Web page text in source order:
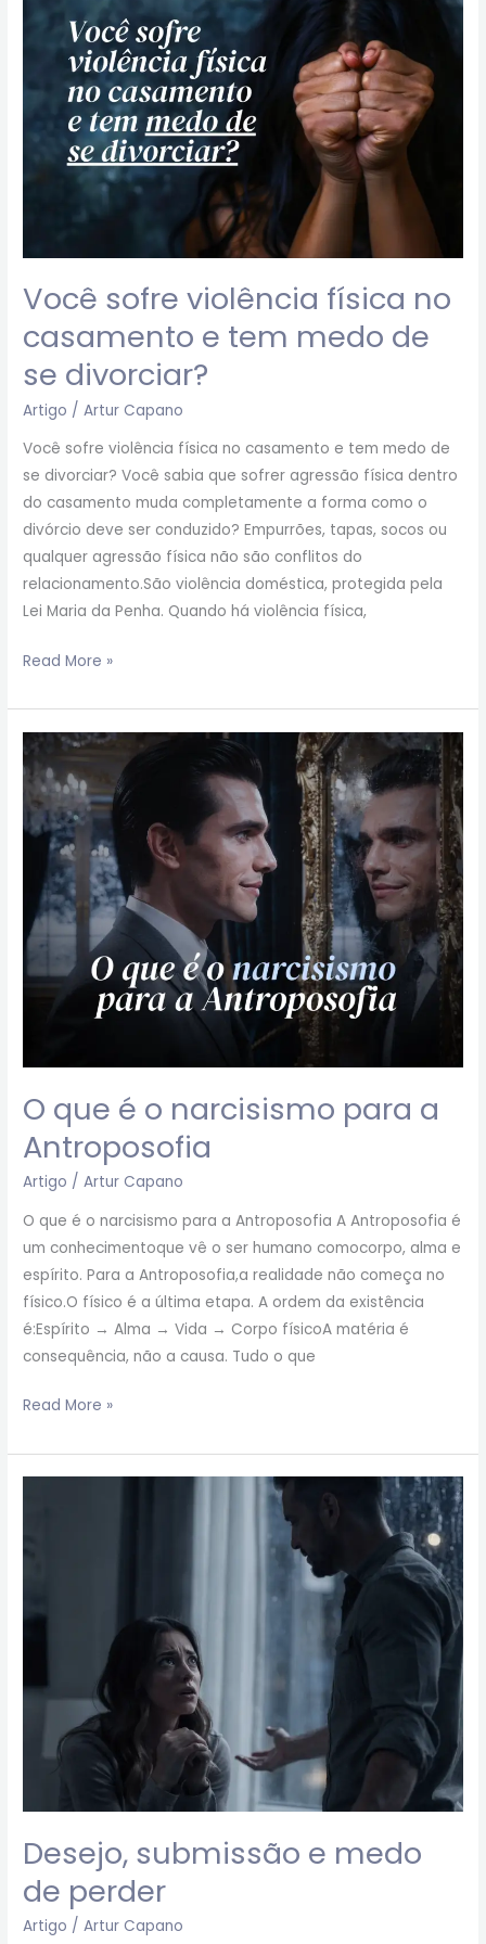
Você sofre violência física no
casamento e tem medo de
se divorciar?
Artigo /Artur Capano
Você sofre violência física no casamento e tem medo de
se divorciar? Você sabia que sofrer agressão física dentro
do casamento muda completamente a forma como o
divórcio deve ser conduzido? Empurrões, tapas, socos ou
qualquer agressão física não são conflitos do
relacionamento.São violência doméstica, protegida pela
Lei Maria da Penha. Quando há violência física,
casamento
Read More »
O que é o narcisismo para a
Antroposofia
Artigo /Artur Capano
O que é o narcisismo para a Antroposofia A Antroposofia é
um conhecimentoque vê o ser humano comocorpo, alma e
espírito. Para a Antroposofia,a realidade não começa no
físico.O físico é a última etapa. A ordem da existência
é:Espírito → Alma → Vida → Corpo físicoA matéria é
consequência, não a causa. Tudo o que
O
que
o
narcisismo
para
Antroposofia
Read More »
Desejo, submissão e medo
de perder
Artigo /Artur Capano